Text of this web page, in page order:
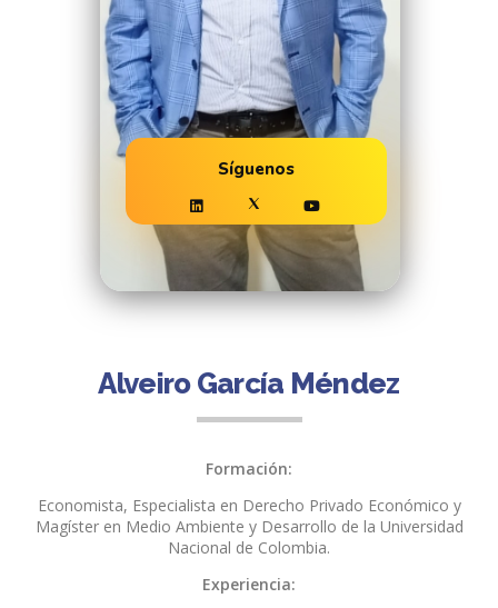
Síguenos
Alveiro García Méndez
Formación:
Economista, Especialista en Derecho Privado Económico y
Magíster en Medio Ambiente y Desarrollo de la Universidad
Nacional de Colombia.
Experiencia: